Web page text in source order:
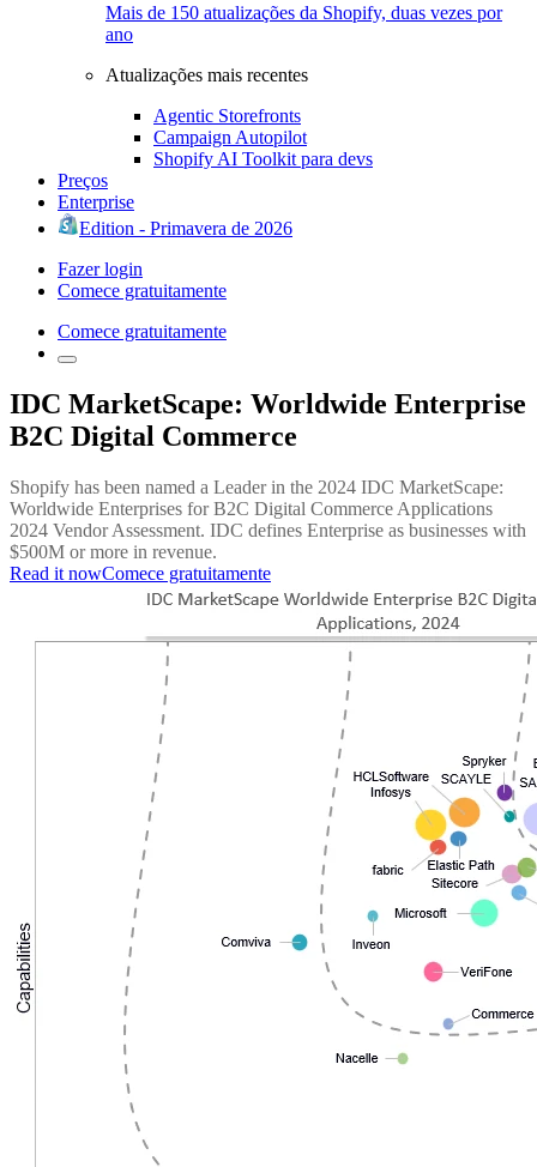
Mais de 150 atualizações da Shopify, duas vezes por
ano
Atualizações mais recentes
Agentic Storefronts
Campaign Autopilot
Shopify AI Toolkit para devs
Preços
Enterprise
Edition - Primavera de 2026
Fazer login
Comece gratuitamente
Comece gratuitamente
IDC MarketScape: Worldwide Enterprise
B2C Digital Commerce
Shopify has been named a Leader in the 2024 IDC MarketScape:
Worldwide Enterprises for B2C Digital Commerce Applications
2024 Vendor Assessment. IDC defines Enterprise as businesses with
$500M or more in revenue.
Read it nowComece gratuitamente